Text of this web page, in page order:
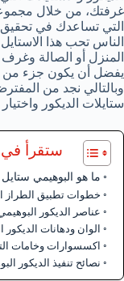
غرفتك، من خلال
التي تساعدك في تحقيق
الناس تحب هذا
المنزل أو الصالة وغرف
يفضل أن يكون جزء من
وبالتالي نجد من
ستايلات الديكور
ستقرأ في
ما هو البوهيمي
خطوات تطبيق الطراز
عناصر الديكور
الوان ودهانات الديكور
اكسسوارات وخامات
نصائح تنفيذ الديكور